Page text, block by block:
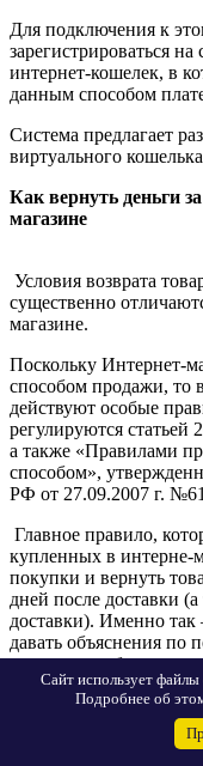
Для подключения к
зарегистрироваться
интернет-кошелек, в
данным способом
Система предлагает
виртуального
Как вернуть деньги
магазине
Условия возврата
существенно
магазине.
Поскольку Интернет-
способом продажи, то
действуют особые
регулируются
а также «Правилами
способом»,
РФ от 27.09.2007 г.
Главное правило,
купленных в интерне-
покупки и вернуть
дней после доставки
доставки). Именно так
давать объяснения по
товаром из обычного
В момент доставки,
быть предоставлена
товар в течение 7-и
Сайт использует
Подробнее об